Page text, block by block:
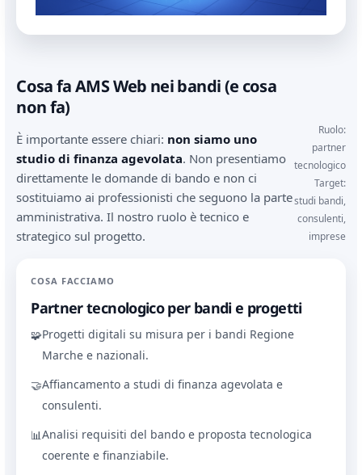
Cosa fa AMS Web nei bandi (e cosa
non fa)
È importante essere chiari: non siamo uno
studio di finanza agevolata. Non presentiamo
direttamente le domande di bando e non ci
sostituiamo ai professionisti che seguono la parte
amministrativa. Il nostro ruolo è tecnico e
strategico sul progetto.
Ruolo:
partner
tecnologico
Target:
studi bandi,
consulenti,
imprese
COSA FACCIAMO
Partner tecnologico per bandi e progetti
🧩Progetti digitali su misura per i bandi Regione
Marche e nazionali.
🤝Affiancamento a studi di finanza agevolata e
consulenti.
📊Analisi requisiti del bando e proposta tecnologica
coerente e finanziabile.